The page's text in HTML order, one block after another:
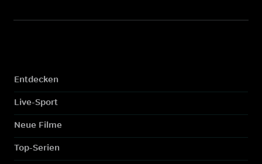
Entdecken
Live-Sport
Neue Filme
Top-Serien